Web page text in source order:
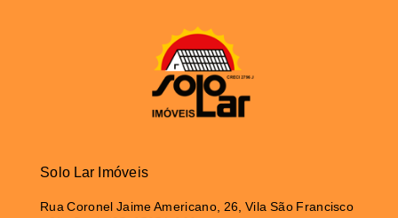
Solo Lar Imóveis
Rua Coronel Jaime Americano, 26, Vila São Francisco